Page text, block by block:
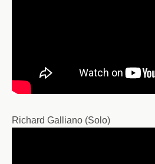
Richard Galliano (Solo)